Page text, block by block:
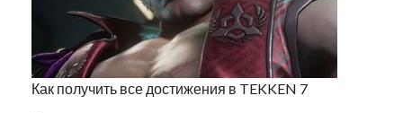
Как получить все достижения в TEKKEN 7